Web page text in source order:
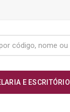
E ESCRITÓRIO